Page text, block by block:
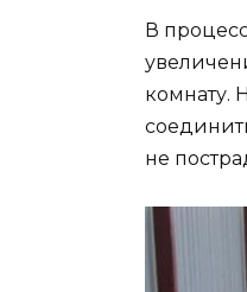
В
комнату.
не